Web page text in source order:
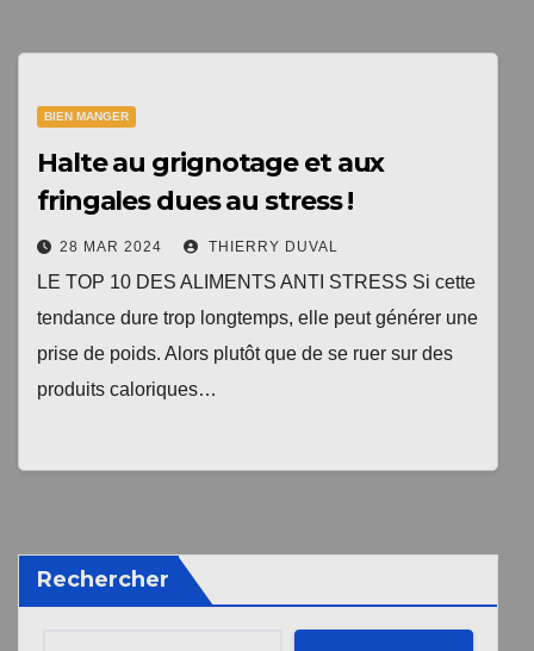
BIEN MANGER
Halte au grignotage et aux
fringales dues au stress !
28 MAR 2024 THIERRY DUVAL
LE TOP 10 DES ALIMENTS ANTI STRESS Si cette
tendance dure trop longtemps, elle peut générer une
prise de poids. Alors plutôt que de se ruer sur des
produits caloriques…
Rechercher
"Les clés du bien vieillir en bonne santé"
TopEquilibre.fr pour vous envoyer votre newsletter contenant
désabonnement intégré dans la newsletter.
Une erreur est survenue lors de la soumission du
Votre inscription a bien été prise en compte, et le livre
d'ici quelques secondes à l'adresse e-mail que vous